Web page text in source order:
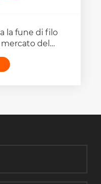
la fune di filo
del